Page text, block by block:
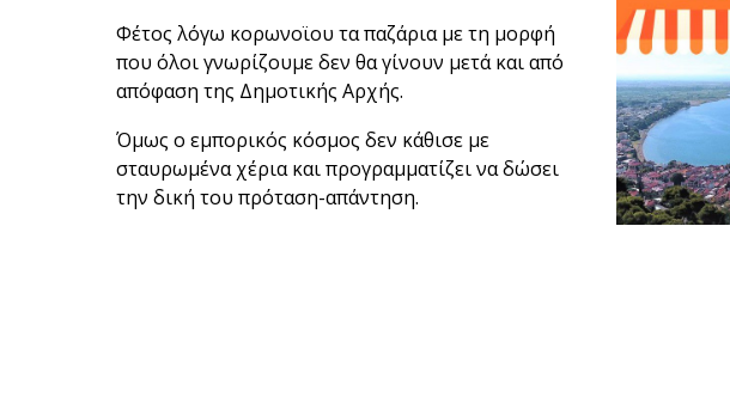
Φέτος λόγω κορωνοϊου τα παζάρια με τη μορφή
που όλοι γνωρίζουμε δεν θα γίνουν μετά και από
απόφαση της Δημοτικής Αρχής.
Όμως ο εμπορικός κόσμος δεν κάθισε με
σταυρωμένα χέρια και προγραμματίζει να δώσει
την δική του πρόταση-απάντηση.